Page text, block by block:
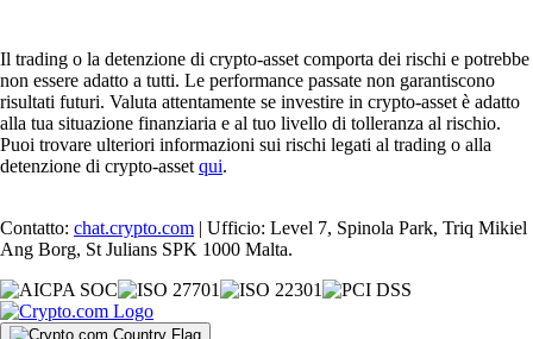
Il trading o la detenzione di crypto-asset comporta dei rischi e potrebbe
non essere adatto a tutti. Le performance passate non garantiscono
risultati futuri. Valuta attentamente se investire in crypto-asset è adatto
alla tua situazione finanziaria e al tuo livello di tolleranza al rischio.
Puoi trovare ulteriori informazioni sui rischi legati al trading o alla
detenzione di crypto-asset qui.
Contatto: chat.crypto.com | Ufficio: Level 7, Spinola Park, Triq Mikiel
Ang Borg, St Julians SPK 1000 Malta.